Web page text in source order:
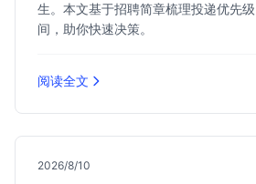
生。本文基于招聘简章梳理投递优先
间，助你快速决策。
阅读全文
2026/8/10